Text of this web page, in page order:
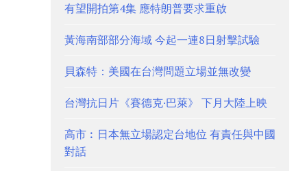
有望開拍第4集 應特朗普要求重啟
黃海南部部分海域 今起一連8日射擊試驗
貝森特：美國在台灣問題立場並無改變
台灣抗日片《賽德克·巴萊》 下月大陸上映
高市︰日本無立場認定台地位 有責任與中國
對話